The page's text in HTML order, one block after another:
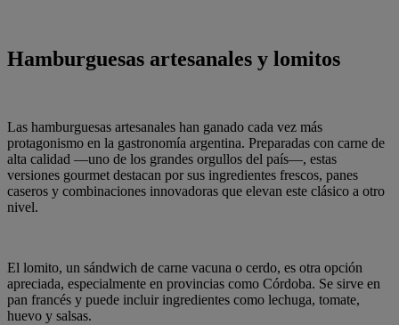
Hamburguesas artesanales y lomitos
Las hamburguesas artesanales han ganado cada vez más
protagonismo en la gastronomía argentina. Preparadas con carne de
alta calidad —uno de los grandes orgullos del país—, estas
versiones gourmet destacan por sus ingredientes frescos, panes
caseros y combinaciones innovadoras que elevan este clásico a otro
nivel.
El lomito, un sándwich de carne vacuna o cerdo, es otra opción
apreciada, especialmente en provincias como Córdoba. Se sirve en
pan francés y puede incluir ingredientes como lechuga, tomate,
huevo y salsas.